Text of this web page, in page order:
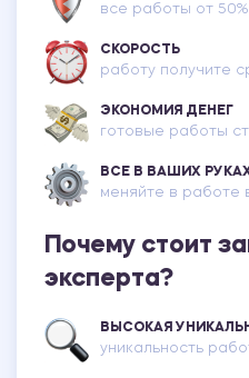
все работы от
СКОРОСТЬ
работу получите
ЭКОНОМИЯ ДЕНЕГ
готовые работы
ВСЕ В ВАШИХ
меняйте в работе
Почему стоит
эксперта?
ВЫСОКАЯ
уникальность